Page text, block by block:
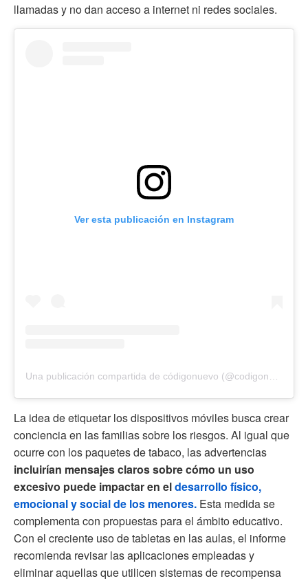
llamadas y no dan acceso a internet ni redes sociales.
Ver esta publicación en Instagram
La idea de etiquetar los dispositivos móviles busca crear
conciencia en las familias sobre los riesgos. Al igual que
ocurre con los paquetes de tabaco, las advertencias
incluirían mensajes claros sobre cómo un uso
excesivo puede impactar en eldesarrollo físico,
emocional y social de los menores. Esta medida se
complementa con propuestas para el ámbito educativo.
Con el creciente uso de tabletas en las aulas, el informe
recomienda revisar las aplicaciones empleadas y
eliminar aquellas que utilicen sistemas de recompensa